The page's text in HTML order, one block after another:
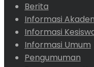
Berita
Informasi
Informasi
Informasi Umum
Pengumuman